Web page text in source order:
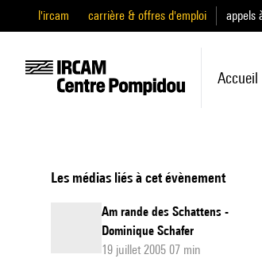
l'ircam carrière & offres d'emploi appels
Accueil
Les médias liés à cet évènement
Am rande des Schattens -
Dominique Schafer
19 juillet 2005 07 min